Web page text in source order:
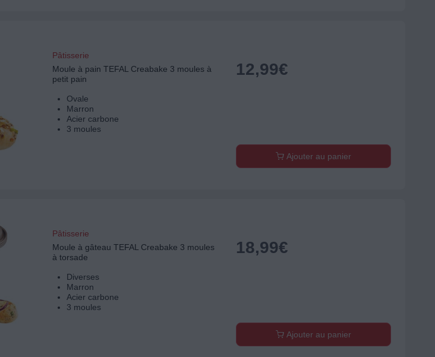
Pâtisserie
Moule à pain TEFAL Creabake 3 moules à
petit pain
Ovale
Marron
Acier carbone
3 moules
12,99€
Ajouter au panier
Pâtisserie
Moule à gâteau TEFAL Creabake 3 moules
à torsade
Diverses
Marron
Acier carbone
3 moules
18,99€
Ajouter au panier